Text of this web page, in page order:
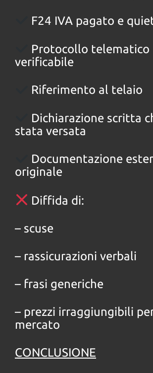
F24 IVA pagato e
Protocollo telematico
verificabile
Riferimento al telaio
Dichiarazione scritta
stata versata
Documentazione
originale
Diffida di:
– scuse
– rassicurazioni verbali
– frasi generiche
– prezzi irraggiungibili
mercato
CONCLUSIONE